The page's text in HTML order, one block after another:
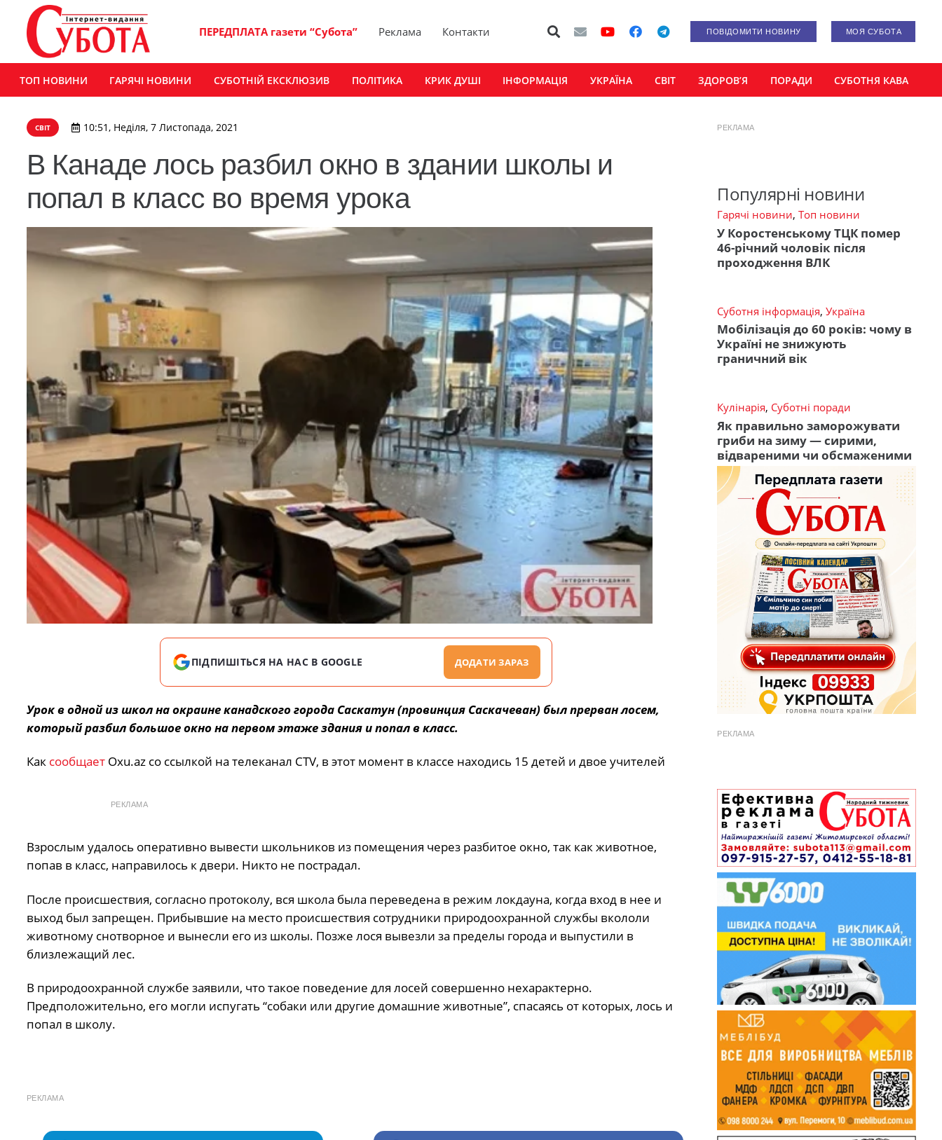
ПЕРЕДПЛАТА газети “Субота” Реклама Контакти ПОВІДОМИТИ НОВИНУ МОЯ СУБОТА
ТОП НОВИНИ ГАРЯЧІ НОВИНИ СУБОТНІЙ ЕКСКЛЮЗИВ ПОЛІТИКА КРИК ДУШІ ІНФОРМАЦІЯ УКРАЇНА СВІТ ЗДОРОВ’Я ПОРАДИ СУБОТНЯ КАВА
СВІТ 10:51, Неділя, 7 Листопада, 2021
В Канаде лось разбил окно в здании школы и
попал в класс во время урока
ПІДПИШІТЬСЯ НА НАС В GOOGLE ДОДАТИ ЗАРАЗ
Урок в одной из школ на окраине канадского города Саскатун (провинция Саскачеван) был прерван лосем,
который разбил большое окно на первом этаже здания и попал в класс.
Как сообщаетОxu.az со ссылкой на телеканал CTV, в этот момент в классе находись 15 детей и двое учителей
РЕКЛАМА
Взрослым удалось оперативно вывести школьников из помещения через разбитое окно, так как животное,
попав в класс, направилось к двери. Никто не пострадал.
После происшествия, согласно протоколу, вся школа была переведена в режим локдауна, когда вход в нее и
выход был запрещен. Прибывшие на место происшествия сотрудники природоохранной службы вкололи
животному снотворное и вынесли его из школы. Позже лося вывезли за пределы города и выпустили в
близлежащий лес.
В природоохранной службе заявили, что такое поведение для лосей совершенно нехарактерно.
Предположительно, его могли испугать “собаки или другие домашние животные”, спасаясь от которых, лось и
попал в школу.
РЕКЛАМА
РЕКЛАМА
Популярні новини
Гарячі новини, Топ новини
У Коростенському ТЦК помер
46-річний чоловік після
проходження ВЛК
Суботня інформація, Україна
Мобілізація до 60 років: чому в
Україні не знижують
граничний вік
Кулінарія, Суботні поради
Як правильно заморожувати
гриби на зиму — сирими,
відвареними чи обсмаженими
РЕКЛАМА